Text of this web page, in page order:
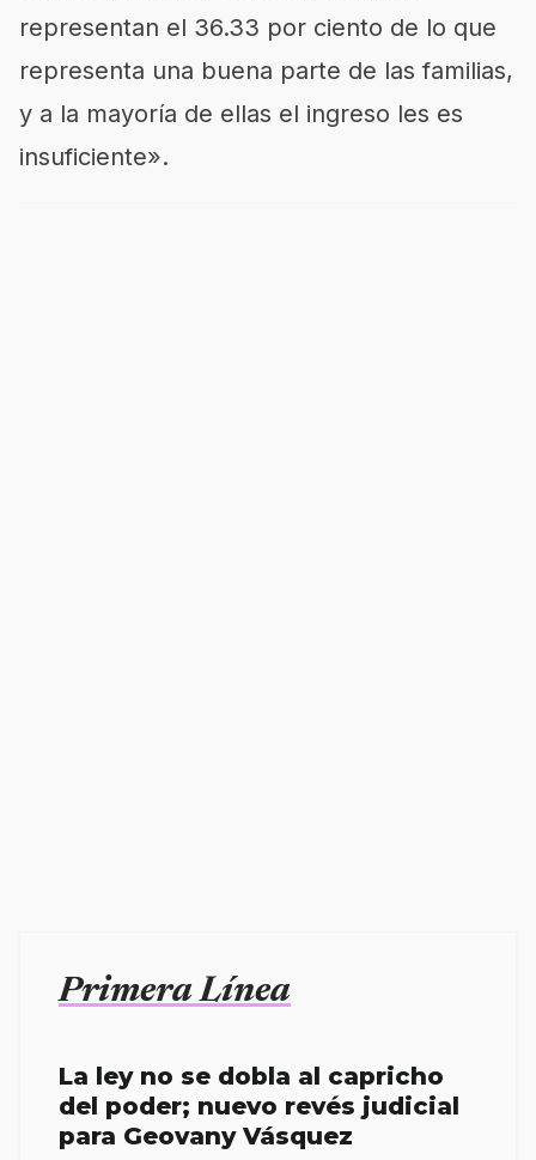
representan el 36.33 por ciento de lo que
representa una buena parte de las familias,
y a la mayoría de ellas el ingreso les es
insuficiente».
Primera Línea
La ley no se dobla al capricho
del poder; nuevo revés judicial
para Geovany Vásquez